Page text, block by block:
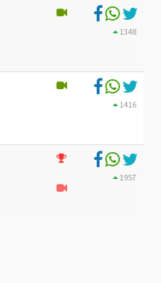
1348
1416
1957